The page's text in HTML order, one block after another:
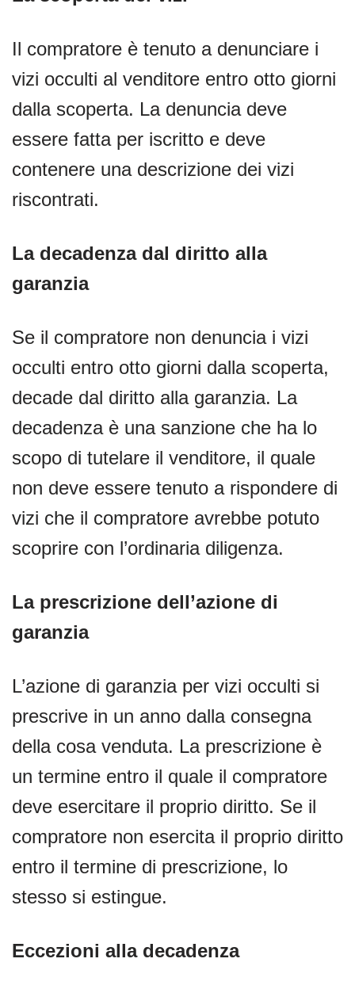
Il compratore è tenuto a denunciare i
vizi occulti al venditore entro otto giorni
dalla scoperta. La denuncia deve
essere fatta per iscritto e deve
contenere una descrizione dei vizi
riscontrati.
La decadenza dal diritto alla
garanzia
Se il compratore non denuncia i vizi
occulti entro otto giorni dalla scoperta,
decade dal diritto alla garanzia. La
decadenza è una sanzione che ha lo
scopo di tutelare il venditore, il quale
non deve essere tenuto a rispondere di
vizi che il compratore avrebbe potuto
scoprire con l’ordinaria diligenza.
La prescrizione dell’azione di
garanzia
L’azione di garanzia per vizi occulti si
prescrive in un anno dalla consegna
della cosa venduta. La prescrizione è
un termine entro il quale il compratore
deve esercitare il proprio diritto. Se il
compratore non esercita il proprio diritto
entro il termine di prescrizione, lo
stesso si estingue.
Eccezioni alla decadenza